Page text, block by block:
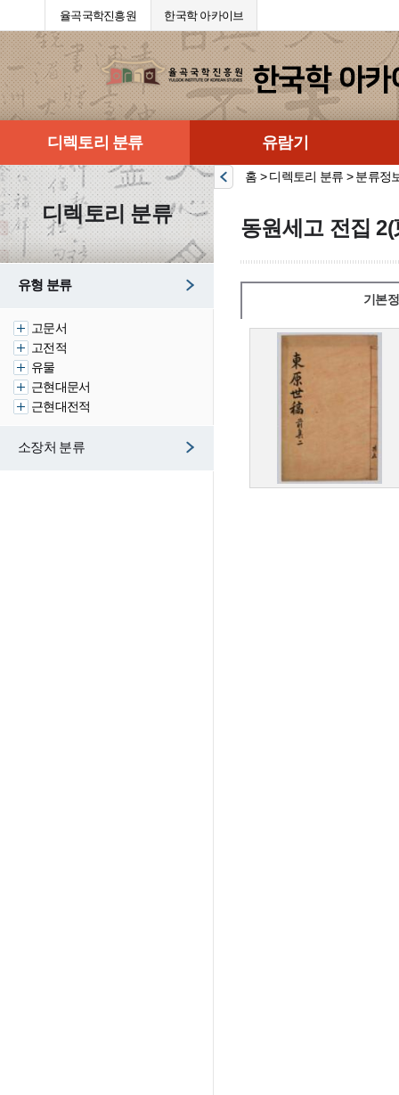
율곡국학진흥원 한국학 아카이브
디렉토리 분류 유람기
디렉토리 분류
유형 분류
고문서
고전적
유물
근현대문서
근현대전적
소장처 분류
홈 > 디렉토리 분류 > 분류정
동원세고 전집
기본